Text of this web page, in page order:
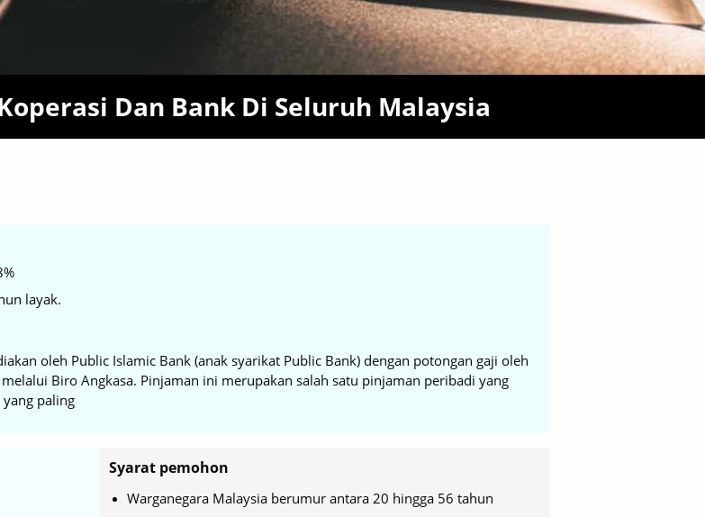
Dan Bank Di Seluruh Malaysia
layak.
oleh Public Islamic Bank (anak syarikat Public Bank) dengan potongan gaji oleh
melalui Biro Angkasa. Pinjaman ini merupakan salah satu pinjaman peribadi yang
paling
Syarat pemohon
Warganegara Malaysia berumur antara 20 hingga 56 tahun